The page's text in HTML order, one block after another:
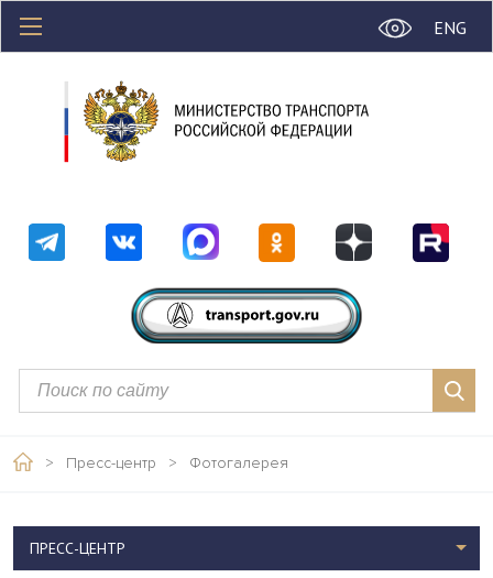
ENG
> Пресс-центр > Фотогалерея
ПРЕСС-ЦЕНТР